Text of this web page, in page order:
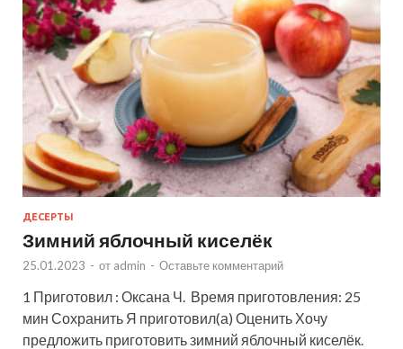
ДЕСЕРТЫ
Зимний яблочный киселёк
25.01.2023 - от admin - Оставьте комментарий
1 Приготовил : Оксана Ч. Время приготовления: 25
мин Сохранить Я приготовил(а) Оценить Хочу
предложить приготовить зимний яблочный киселёк.